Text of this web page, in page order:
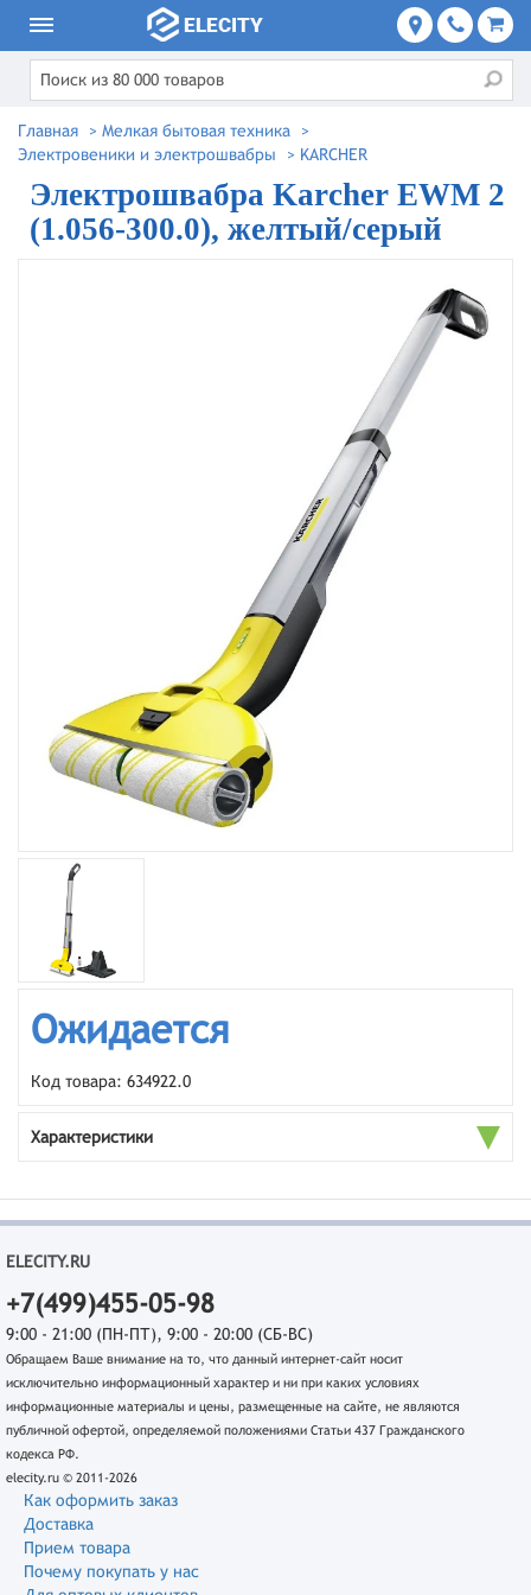
Главная > Мелкая бытовая техника
>
Электровеники и электрошвабры
> KARCHER
Электрошвабра Karcher EWM 2
(1.056-300.0), желтый/серый
Ожидается
Код товара: 634922.0
Характеристики
ELECITY.RU
+7(499)455-05-98
9:00 - 21:00 (ПН-ПТ), 9:00 - 20:00 (СБ-ВС)
Обращаем Ваше внимание на то, что данный интернет-сайт носит
исключительно информационный характер и ни при каких условиях
информационные материалы и цены, размещенные на сайте, не являются
публичной офертой, определяемой положениями Статьи 437 Гражданского
кодекса РФ.
elecity.ru © 2011-2026
Как оформить заказ
Доставка
Прием товара
Почему покупать у нас